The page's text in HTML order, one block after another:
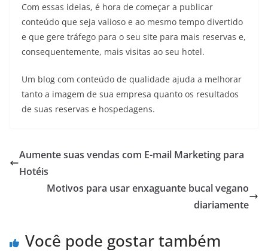
Com essas ideias, é hora de começar a publicar
conteúdo que seja valioso e ao mesmo tempo divertido
e que gere tráfego para o seu site para mais reservas e,
consequentemente, mais visitas ao seu hotel.
Um blog com conteúdo de qualidade ajuda a melhorar
tanto a imagem de sua empresa quanto os resultados
de suas reservas e hospedagens.
Aumente suas vendas com E-mail Marketing para
Hotéis
Motivos para usar enxaguante bucal vegano
diariamente
Você pode gostar também